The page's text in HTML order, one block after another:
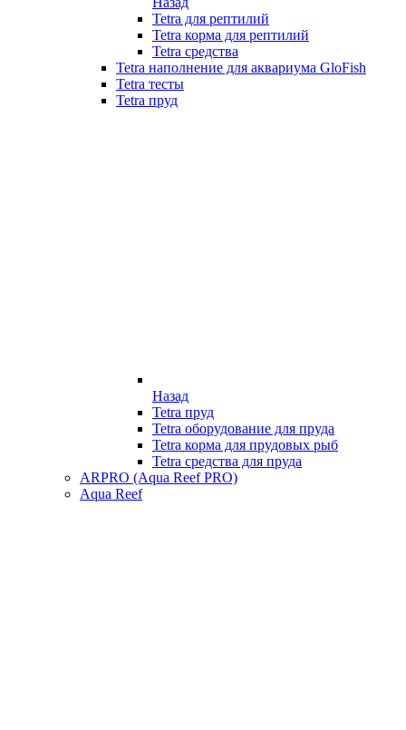
Tetra для рептилий
Tetra корма для рептилий
Tetra средства
Tetra наполнение для аквариума GloFish
Tetra тесты
Tetra пруд
Назад
Tetra пруд
Tetra оборудование для пруда
Tetra корма для прудовых рыб
Tetra средства для пруда
ARPRO (Aqua Reef PRO)
Aqua Reef